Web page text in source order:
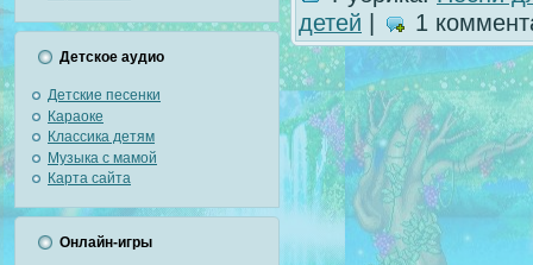
Детское аудио
Детские песенки
Караоке
Классика детям
Музыка с мамой
Карта сайта
Онлайн-игры
детей
1